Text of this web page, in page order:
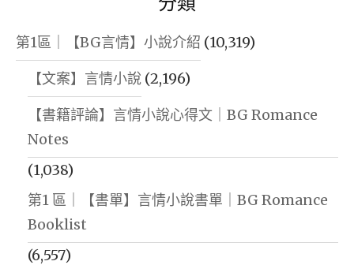
第1區｜【BG言情】小說介紹 (10,319)
【文案】言情小說 (2,196)
【書籍評論】言情小說心得文｜BG Romance
Notes
(1,038)
第1 區｜【書單】言情小說書單｜BG Romance
Booklist
(6,557)